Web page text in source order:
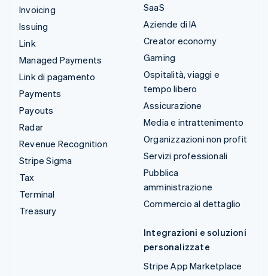
Invoicing
Issuing
Link
Managed Payments
Link di pagamento
Payments
Payouts
Radar
Revenue Recognition
Stripe Sigma
Tax
Terminal
Treasury
SaaS
Aziende di IA
Creator economy
Gaming
Ospitalità, viaggi e
tempo libero
Assicurazione
Media e intrattenimento
Organizzazioni non profit
Servizi professionali
Pubblica
amministrazione
Commercio al dettaglio
Integrazioni e soluzioni
personalizzate
Stripe App Marketplace